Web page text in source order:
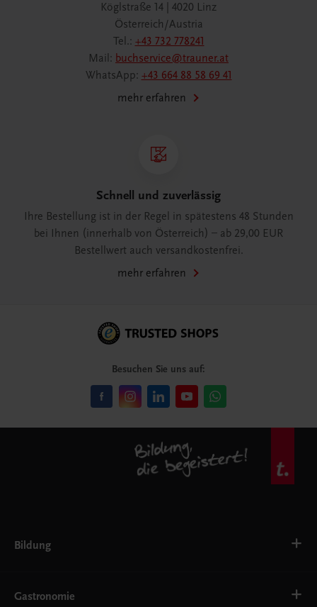
Köglstraße 14 | 4020 Linz
Österreich/Austria
Tel.: +43 732 778241
Mail: buchservice@trauner.at
WhatsApp: +43 664 88 58 69 41
mehr erfahren
Schnell und zuverlässig
Ihre Bestellung ist in der Regel in spätestens 48 Stunden
bei Ihnen (innerhalb von Österreich) – ab 29,00 EUR
Bestellwert auch versandkostenfrei.
mehr erfahren
Besuchen Sie uns auf:
Bildung
AHS
Gastronomie